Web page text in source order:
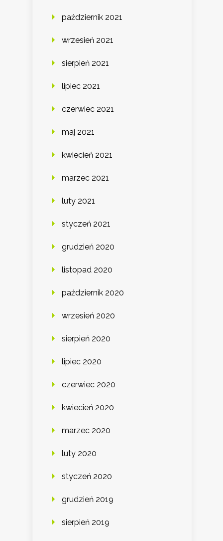
październik 2021
wrzesień 2021
sierpień 2021
lipiec 2021
czerwiec 2021
maj 2021
kwiecień 2021
marzec 2021
luty 2021
styczeń 2021
grudzień 2020
listopad 2020
październik 2020
wrzesień 2020
sierpień 2020
lipiec 2020
czerwiec 2020
kwiecień 2020
marzec 2020
luty 2020
styczeń 2020
grudzień 2019
sierpień 2019